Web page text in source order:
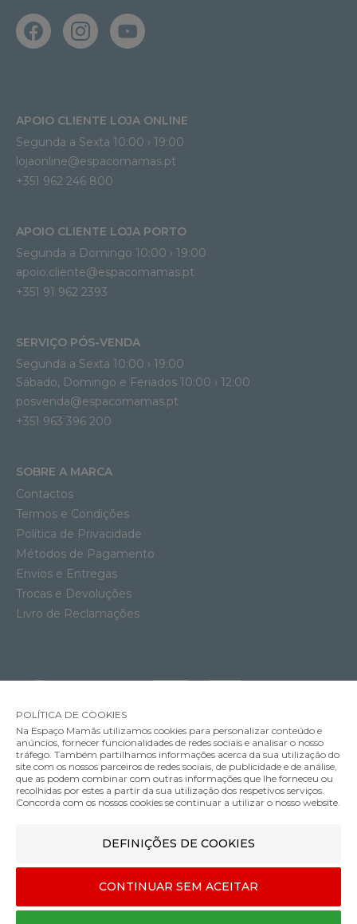
Garrafa Térmica Chilly's Serie 2 Black
35.00€
APOIO CLIENTE LOJA ONLINE
Segunda a Sexta 10:00 › 19:00
lojaonline@espacomamas.pt
+351 962 246 800
APOIO CLIENTE LOJA PORTO
Segunda a Domingo 10:00 › 19:00
apoio.cliente@espacomamas.pt
+351 91 962 2393
SERVIÇO PÓS-VENDA
Segunda a Sexta 10:00 › 19:00
Sábado, Domingo e Feriados 10:00 › 12:00
posvenda@espacomamas.pt
+351 963 396 200
SOBRE A MARCA
Contactos
Termos e Condições
Política de Privacidade
Métodos de Pagamento
Envios e Entregas
Trocas e Devoluções
Livro de Reclamações
MÉTODOS DE ENVIO
MÉTODOS DE PAGAMENTO
Designed & developed by
POLÍTICA DE COOKIES
Na Espaço Mamãs utilizamos cookies para personalizar conteúdo e
anúncios, fornecer funcionalidades de redes sociais e analisar o nosso
tráfego. Também partilhamos informações acerca da sua utilização do
site com os nossos parceiros de redes sociais, de publicidade e de análise,
que as podem combinar com outras informações que lhe forneceu ou
recolhidas por estes a partir da sua utilização dos respetivos serviços.
Concorda com os nossos cookies se continuar a utilizar o nosso website.
DEFINIÇÕES DE COOKIES
CONTINUAR SEM ACEITAR